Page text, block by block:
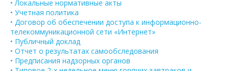
• Локальные нормативные акты
• Учетная политика
• Договор об обеспечении доступа к информационно-
телекоммуникационной сети «Интернет»
• Публичный доклад
• Отчет о результатах самообследования
• Предписания надзорных органов